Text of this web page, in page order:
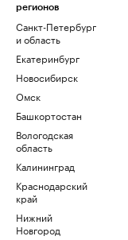
регионов
Санкт-Петербург
и область
Екатеринбург
Новосибирск
Омск
Башкортостан
Вологодская
область
Калининград
Краснодарский
край
Нижний
Новгород